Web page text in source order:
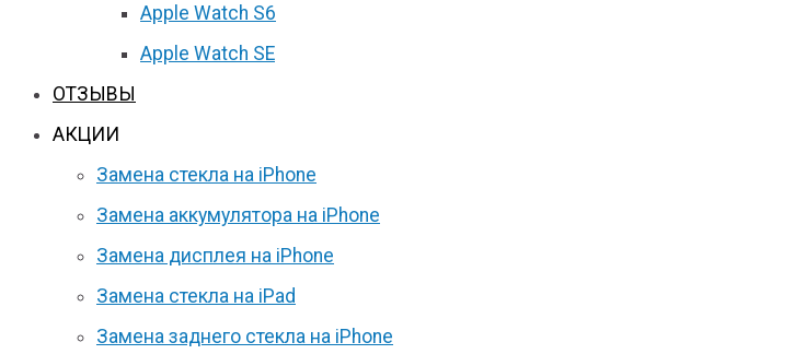
Apple Watch S6
Apple Watch SE
ОТЗЫВЫ
АКЦИИ
Замена стекла на iPhone
Замена аккумулятора на iPhone
Замена дисплея на iPhone
Замена стекла на iPad
Замена заднего стекла на iPhone